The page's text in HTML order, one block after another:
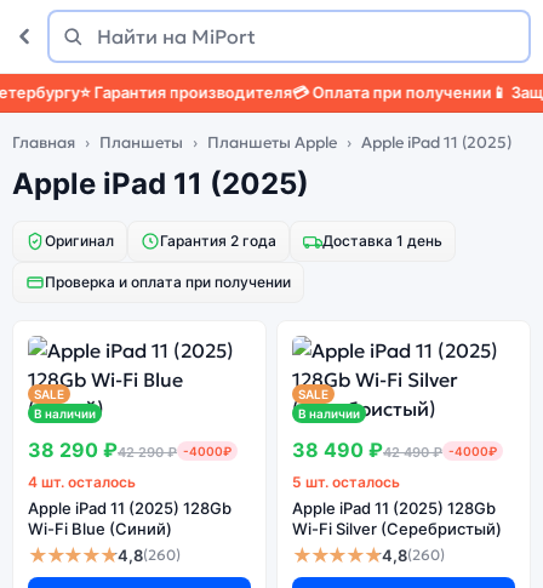
Поиск
Найти
⭐ Гарантия производителя💳 Оплата при получении📱
Главная Планшеты Планшеты Apple Apple iPad 11 (2025)
Apple iPad 11 (2025)
Оригинал Гарантия 2 года Доставка 1 день
Проверка и оплата при получении
SALE
В наличии
38 290 ₽42 290 ₽ -4000₽
4 шт. осталось
Apple iPad 11 (2025) 128Gb
Wi-Fi Blue (Синий)
★★★★★4,8(260)
SALE
В наличии
38 490 ₽42 490 ₽ -4000₽
5 шт. осталось
Apple iPad 11 (2025) 128Gb
Wi-Fi Silver (Серебристый)
★★★★★4,8(260)